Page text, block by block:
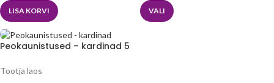
LISA KORVI VALI
Peokaunistused – kardinad 5
Tootja laos